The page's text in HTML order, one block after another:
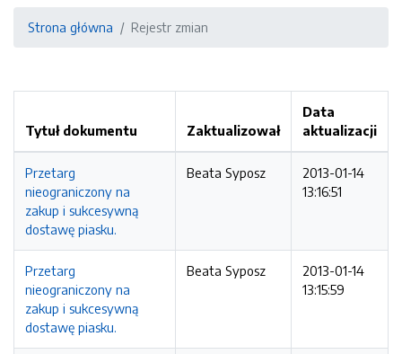
Strona główna Rejestr zmian
Tytuł dokumentu Zaktualizował
Data
aktualizacji
Przetarg
nieograniczony na
zakup i sukcesywną
dostawę piasku.
Beata Syposz
2013-01-14
13:16:51
Przetarg
nieograniczony na
zakup i sukcesywną
dostawę piasku.
Beata Syposz
2013-01-14
13:15:59